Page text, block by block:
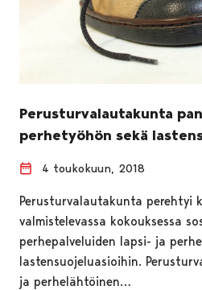
Perusturvalautakunta
perhetyöhön sekä
4 toukokuun, 2018
Perusturvalautakunta perehtyi
valmistelevassa kokouksessa
perhepalveluiden lapsi- ja
lastensuojeluasioihin.
ja perhelähtöinen…